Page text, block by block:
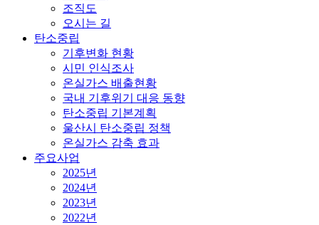
조직도
오시는 길
탄소중립
기후변화 현황
시민 인식조사
온실가스 배출현황
국내 기후위기 대응 동향
탄소중립 기본계획
울산시 탄소중립 정책
온실가스 감축 효과
주요사업
2025년
2024년
2023년
2022년